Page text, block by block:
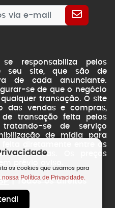
responsabiliza pelos
seu site, que são de
de cada anunciante.
se de que o negócio
transação. O site
das vendas e compras,
transação feita pelos
se de serviço
de mídia para
diretamente entre as
ilustrativas. Os preços
prévio aviso.
| Todos os direitos
os cookies que usamos para
nossa Política de Privacidade.